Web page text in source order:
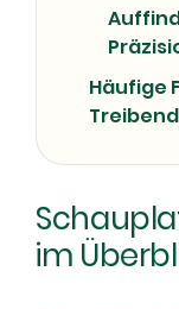
Häufige
im